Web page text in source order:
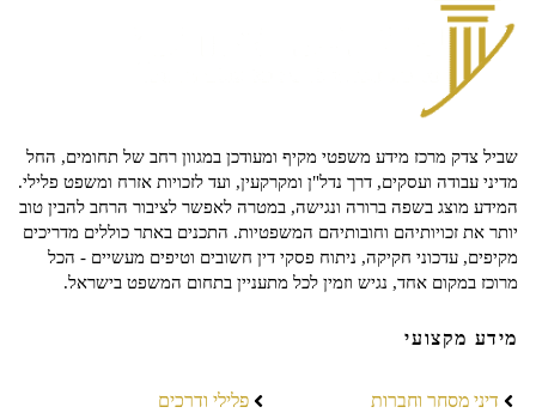
שביל צדק מרכז מידע משפטי מקיף ומעודכן במגוון רחב של תחומים, החל
מדיני עבודה ועסקים, דרך נדל"ן ומקרקעין, ועד לזכויות אזרח ומשפט פלילי.
המידע מוצג בשפה ברורה ונגישה, במטרה לאפשר לציבור הרחב להבין טוב
יותר את זכויותיהם וחובותיהם המשפטיות. התכנים באתר כוללים מדריכים
מקיפים, עדכוני חקיקה, ניתוח פסקי דין חשובים וטיפים מעשיים - הכל
מרוכז במקום אחד, נגיש וזמין לכל מתעניין בתחום המשפט בישראל.
מידע מקצועי
דיני מסחר וחברות
פלילי ודרכים